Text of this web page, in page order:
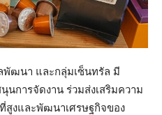
พัฒนา และกลุ่มเซ็นทรัล มี
การจัดงาน ร่วมส่งเสริมความ
สูงและพัฒนาเศรษฐกิจของ